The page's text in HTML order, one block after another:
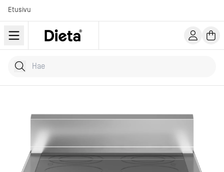
Etusivu
Hae tuotteita
Kirjoita hakusana...